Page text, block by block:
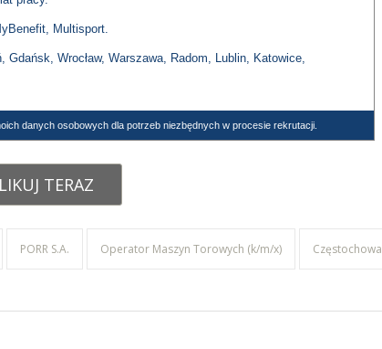
Multisport.
Gdańsk, Wrocław, Warszawa, Radom, Lublin, Katowice,
danych osobowych dla potrzeb niezbędnych w procesie rekrutacji.
TERAZ
PORR S.A. Operator Maszyn Torowych (k/m/x) Częstochowa